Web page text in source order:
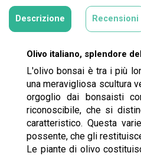
Descrizione Recensioni
Olivo italiano, splendore
L'olivo bonsai è tra i più
una meravigliosa scultura
orgoglio dai bonsaisti
riconoscibile, che si
caratteristico. Questa
possente, che gli
Le piante di olivo